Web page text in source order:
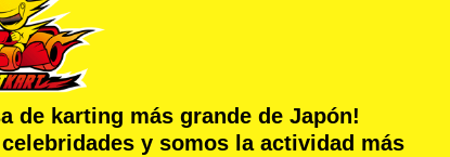
de karting más grande de Japón!
y somos la actividad más